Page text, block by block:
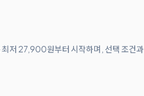
최저 27,900원부터 시작하며, 선택 조건과